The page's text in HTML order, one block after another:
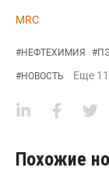
MRC
#НЕФТЕХИМИЯ #
#НОВОСТЬ Еще 11
Похожие